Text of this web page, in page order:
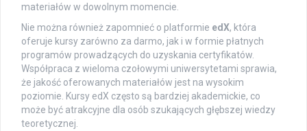
materiałów w dowolnym momencie.
Nie można również zapomnieć o platformie edX, która
oferuje kursy zarówno za darmo, jak i w formie płatnych
programów prowadzących do uzyskania certyfikatów.
Współpraca z wieloma czołowymi uniwersytetami sprawia,
że jakość oferowanych materiałów jest na wysokim
poziomie. Kursy edX często są bardziej akademickie, co
może być atrakcyjne dla osób szukających głębszej wiedzy
teoretycznej.